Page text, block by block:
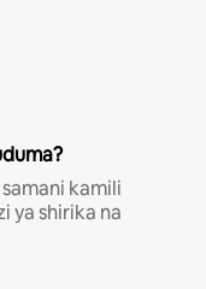
kamili
ya shirika na